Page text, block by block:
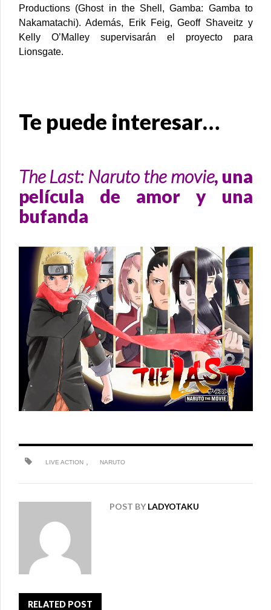
Productions (Ghost in the Shell, Gamba: Gamba to
Nakamatachi). Además, Erik Feig, Geoff Shaveitz y
Kelly O’Malley supervisarán el proyecto para
Lionsgate.
Te puede interesar…
The Last: Naruto the movie, una
película de amor y una
bufanda
LIVE ACTION NARUTO
POST BY LADYOTAKU
RELATED POST